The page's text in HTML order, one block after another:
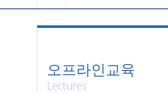
오프라인교육
Lectures